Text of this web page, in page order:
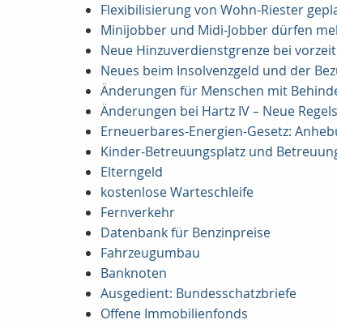
Flexibilisierung von Wohn-Riester
Minijobber und Midi-Jobber dürfen
Neue Hinzuverdienstgrenze bei
Neues beim Insolvenzgeld und der
Änderungen für Menschen mit
Änderungen bei Hartz IV – Neue
Erneuerbares-Energien-Gesetz:
Kinder-Betreuungsplatz und
Elterngeld
kostenlose Warteschleife
Fernverkehr
Datenbank für Benzinpreise
Fahrzeugumbau
Banknoten
Ausgedient: Bundesschatzbriefe
Offene Immobilienfonds